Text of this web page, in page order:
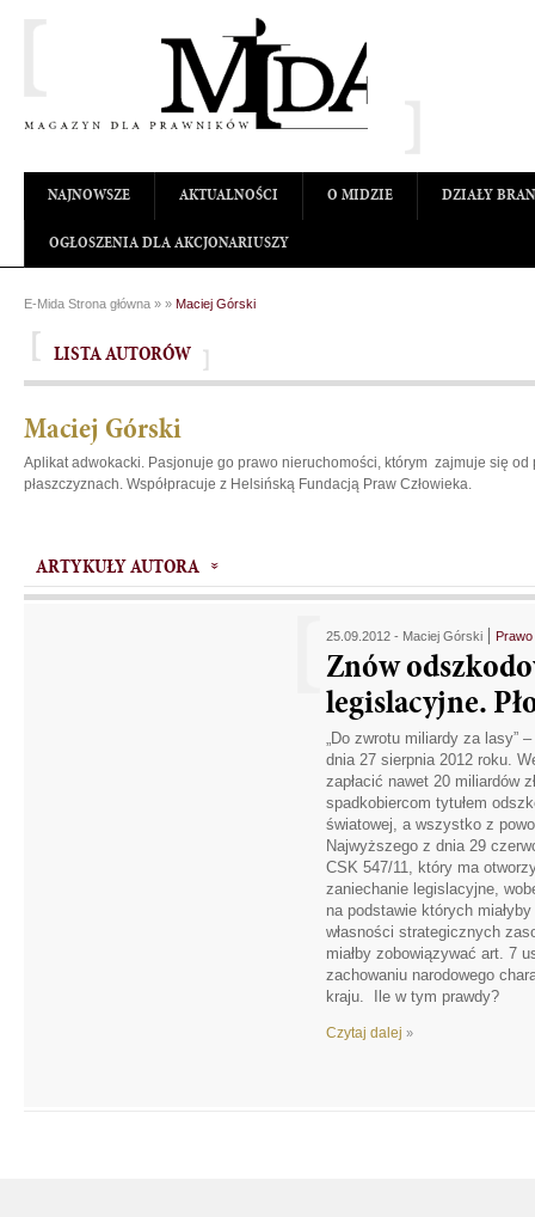
NAJNOWSZE AKTUALNOŚCI O MIDZIE DZIAŁY
OGŁOSZENIA DLA AKCJONARIUSZY
E-Mida Strona główna » » Maciej Górski
LISTA AUTORÓW
Maciej Górski
Aplikat adwokacki. Pasjonuje go prawo nieruchomości, którym zajmuje się od
płaszczyznach. Współpracuje z Helsińską Fundacją Praw Człowieka.
ARTYKUŁY AUTORA
25.09.2012 - Maciej Górski
Znów
legislacyjne.
„Do zwrotu miliardy za lasy”
dnia 27 sierpnia 2012 roku.
zapłacić nawet 20 miliardów
spadkobiercom tytułem
światowej, a wszystko z
Najwyższego z dnia 29
CSK 547/11, który ma
zaniechanie legislacyjne,
na podstawie których
własności strategicznych
miałby zobowiązywać art. 7
zachowaniu narodowego
kraju. Ile w tym prawdy?
Czytaj dalej »